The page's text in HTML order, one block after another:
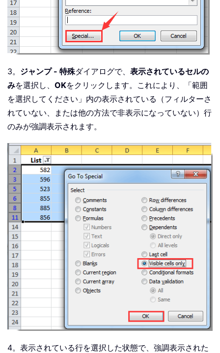
3。 ジャンプ - 特殊ダイアログで、 表示されているセルの
みを選択し、 OKをクリックします。これにより、「範囲
を選択してください」内の表示されている（フィルターさ
れていない、または他の方法で非表示になっていない）行
のみが強調表示されます。
4。表示されている行を選択した状態で、強調表示された